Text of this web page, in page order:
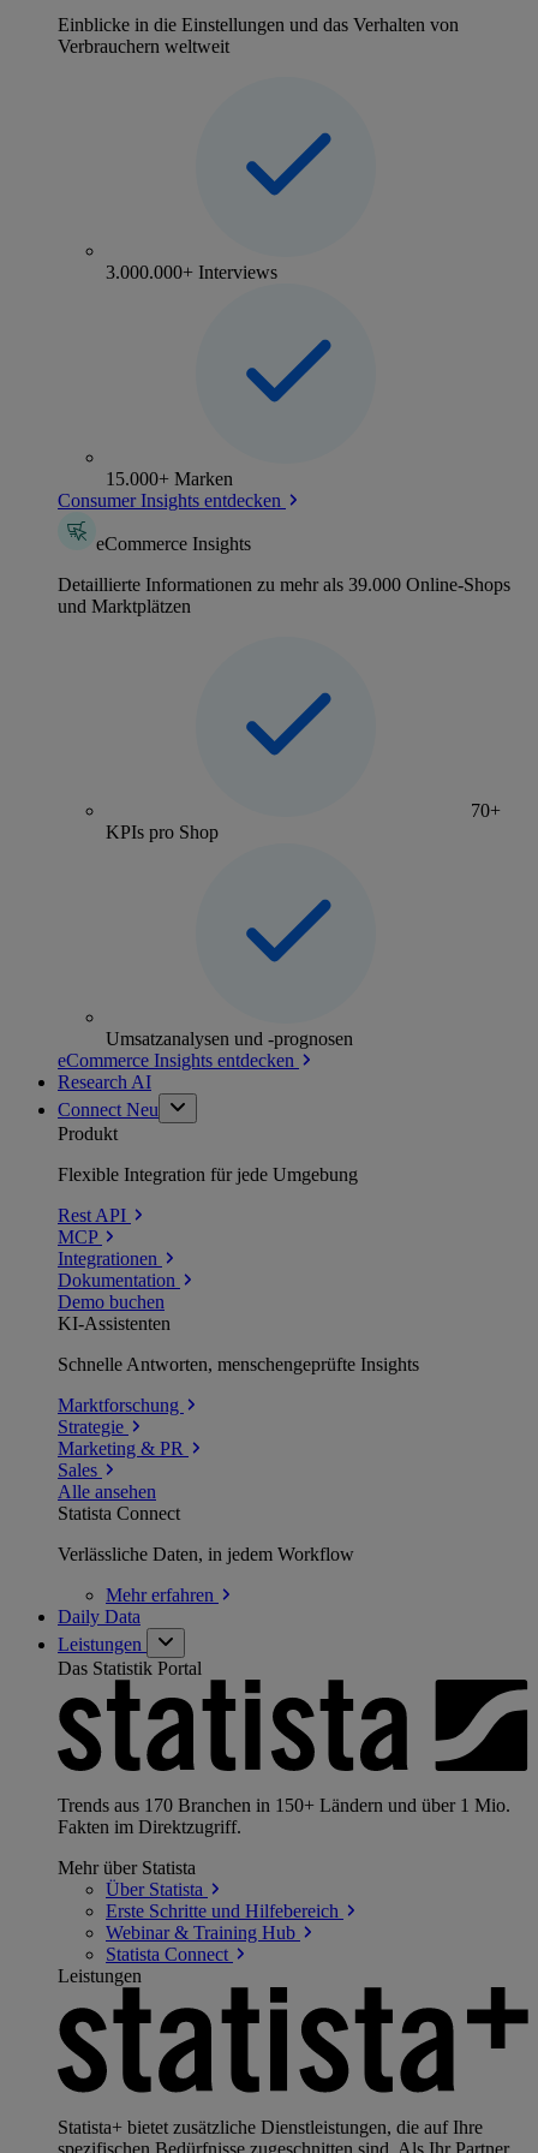
Einblicke in die Einstellungen und das Verhalten von
Verbrauchern weltweit
3.000.000+ Interviews
15.000+ Marken
Consumer Insights entdecken
eCommerce Insights
Detaillierte Informationen zu mehr als 39.000 Online-Shops
und Marktplätzen
70+
KPIs pro Shop
Umsatzanalysen und -prognosen
eCommerce Insights entdecken
Research AI
Connect Neu
Produkt
Flexible Integration für jede Umgebung
Rest API
MCP
Integrationen
Dokumentation
Demo buchen
KI-Assistenten
Schnelle Antworten, menschengeprüfte Insights
Marktforschung
Strategie
Marketing & PR
Sales
Alle ansehen
Statista Connect
Verlässliche Daten, in jedem Workflow
Mehrerfahren
Daily Data
Leistungen
Das Statistik Portal
Trends aus 170 Branchen in 150+ Ländern und über 1 Mio.
Fakten im Direktzugriff.
Mehr über Statista
Über Statista
Erste Schritte und Hilfebereich
Webinar & Training Hub
Statista Connect
Leistungen
Statista+ bietet zusätzliche Dienstleistungen, die auf Ihre
spezifischen Bedürfnisse zugeschnitten sind. Als Ihr Partner